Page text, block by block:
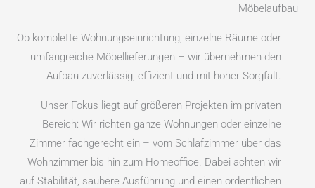
Möbelaufbau
Ob komplette Wohnungseinrichtung, einzelne Räume oder
umfangreiche Möbellieferungen – wir übernehmen den
Aufbau zuverlässig, effizient und mit hoher Sorgfalt.
Unser Fokus liegt auf größeren Projekten im privaten
Bereich: Wir richten ganze Wohnungen oder einzelne
Zimmer fachgerecht ein – vom Schlafzimmer über das
Wohnzimmer bis hin zum Homeoffice. Dabei achten wir
auf Stabilität, saubere Ausführung und einen ordentlichen